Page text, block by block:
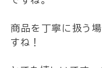
商品を丁寧に扱う
すね！